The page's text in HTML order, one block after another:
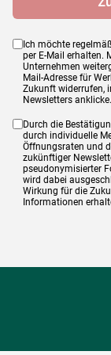
Ich möchte
per E-Mail erhalten.
Unternehmen
Mail-Adresse für
Zukunft widerrufen,
Newsletters anklicke.
Durch die
durch individuelle
Öffnungsraten und
zukünftiger
pseudonymisierter
wird dabei
Wirkung für die
Informationen